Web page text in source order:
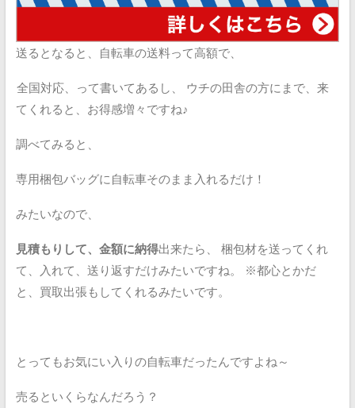
送るとなると、自転車の送料って高額で、
全国対応、って書いてあるし、
ウチの田舎の方にまで、来
てくれると、お得感増々ですね♪
調べてみると、
専用梱包バッグに自転車そのまま入れるだけ！
みたいなので、
見積もりして、金額に納得出来たら、
梱包材を送ってくれ
て、入れて、送り返すだけみたいですね。
※都心とかだ
と、買取出張もしてくれるみたいです。
とってもお気にい入りの自転車だったんですよね～
売るといくらなんだろう？